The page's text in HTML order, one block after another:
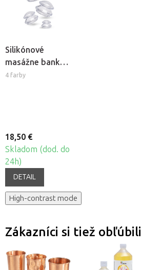
Silikónové
masážne banky
Fabulo
4 farby
18,50 €
Skladom (dod. do
24h)
DETAIL
High-contrast mode
Zákazníci si tiež obľúbili